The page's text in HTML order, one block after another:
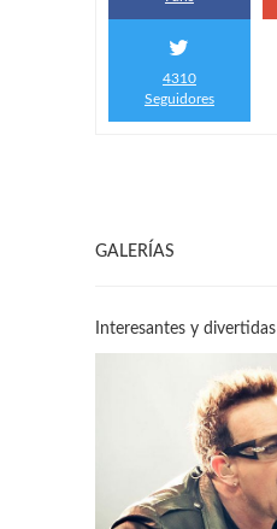
4310
Seguidores
GALERÍAS
Interesantes y divertidas